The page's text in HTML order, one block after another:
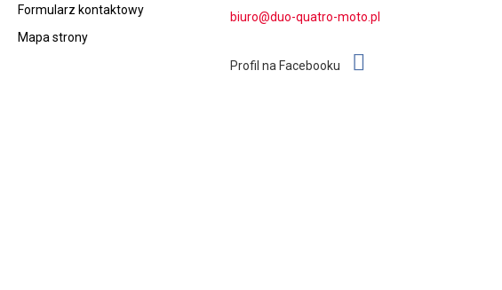
Formularz kontaktowy
Mapa strony
biuro@duo-quatro-moto.pl
Profil na Facebooku